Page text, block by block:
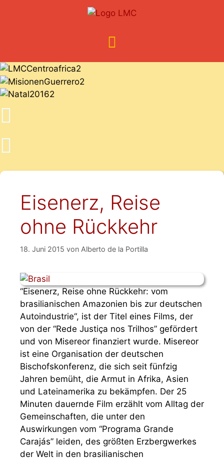
Eisenerz, Reise
ohne Rückkehr
18. Juni 2015 von Alberto de la Portilla
“Eisenerz, Reise ohne Rückkehr: vom
brasilianischen Amazonien bis zur deutschen
Autoindustrie“, ist der Titel eines Films, der
von der “Rede Justiça nos Trilhos” gefördert
und von Misereor finanziert wurde. Misereor
ist eine Organisation der deutschen
Bischofskonferenz, die sich seit fünfzig
Jahren bemüht, die Armut in Afrika, Asien
und Lateinamerika zu bekämpfen. Der 25
Minuten dauernde Film erzählt vom Alltag der
Gemeinschaften, die unter den
Auswirkungen vom “Programa Grande
Carajás” leiden, des größten Erzbergwerkes
der Welt in den brasilianischen